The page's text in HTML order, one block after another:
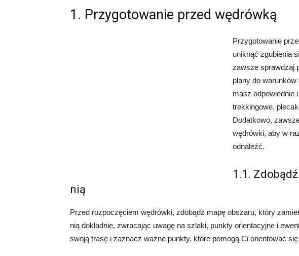
1. Przygotowanie przed wędrówką
Przygotowanie
uniknąć zgubienia
zawsze sprawdzaj
plany do
masz odpowiednie
trekkingowe,
Dodatkowo,
wędrówki, aby w
odnaleźć.
1.1.
nią
Przed rozpoczęciem wędrówki, zdobądź mapę obszaru, który
nią dokładnie, zwracając uwagę na szlaki, punkty orientacyjne i
swoją trasę i zaznacz ważne punkty, które pomogą Ci orientować